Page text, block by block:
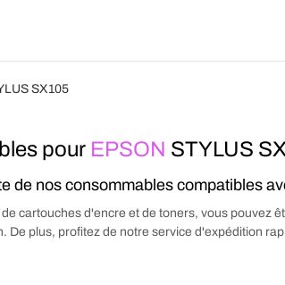
SX105
pour EPSON STYLUS
de nos consommables compatibles
cartouches d'encre et de toners, vous pouvez
De plus, profitez de notre service d'expédition